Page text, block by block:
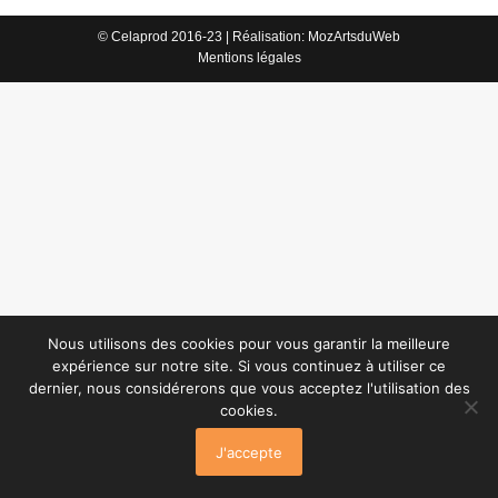
© Celaprod 2016-23 | Réalisation: MozArtsduWeb
Mentions légales
Nous utilisons des cookies pour vous garantir la meilleure
expérience sur notre site. Si vous continuez à utiliser ce
dernier, nous considérerons que vous acceptez l'utilisation des
cookies.
J'accepte